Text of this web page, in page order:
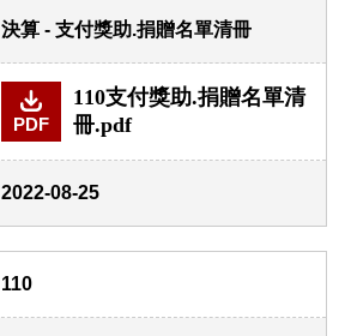
決算 - 支付獎助.捐贈名單清冊
PDF
110支付獎助.捐贈名單清
冊.pdf
2022-08-25
110